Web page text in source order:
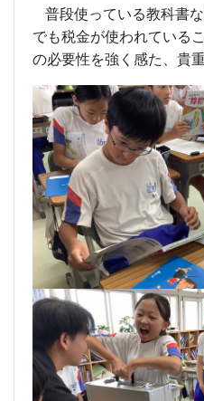
普段使っている教科書
でも税金が使われている
の必要性を強く感た、貴